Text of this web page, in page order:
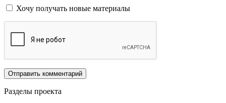
Хочу получать новые материалы
Разделы проекта